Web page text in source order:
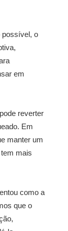
possível, o
em
reverter
Em
manter um
mais
como a
que o